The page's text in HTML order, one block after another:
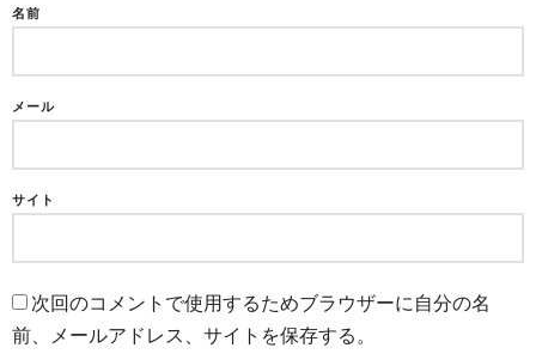
名前
メール
サイト
次回のコメントで使用するためブラウザーに自分の名
前、メールアドレス、サイトを保存する。